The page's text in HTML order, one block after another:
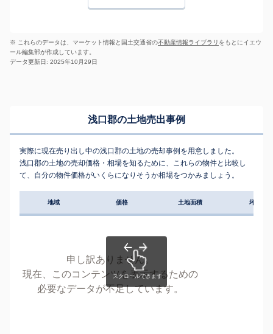
※ これらのデータは、マーケット情報と国土交通省の不動産情報ライブラリ をもとにイエウ
ール編集部が作成しています。
データ更新日: 2025年10月29日
浅口郡の土地売出事例
実際に現在売り出し中の浅口郡の土地の売却事例を用意しました。
浅口郡の土地の売却価格・相場を知るために、これらの物件と比較し
て、自分の物件価格がいくらになりそうか相場をつかみましょう。
地域 価格 土地面積 坪単価
申し訳ありません。
現在、このコンテンツを表示するための
必要なデータが不足しています。